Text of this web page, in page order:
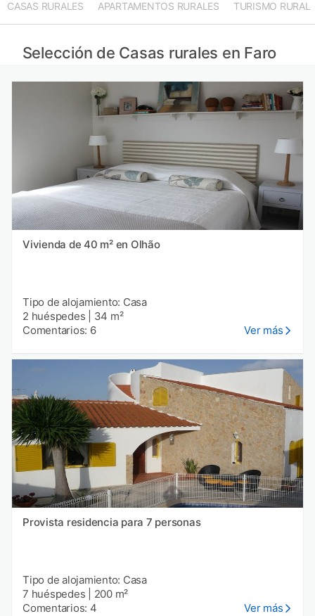
CASAS RURALES APARTAMENTOS RURALES TURISMO RURAL
Selección de Casas rurales en Faro
Vivienda de 40 m² en Olhão
Tipo de alojamiento: Casa
2 huéspedes
34 m²
Comentarios: 6
Ver más
Provista residencia para 7 personas
Tipo de alojamiento: Casa
7 huéspedes
200 m²
Comentarios: 4
Ver más